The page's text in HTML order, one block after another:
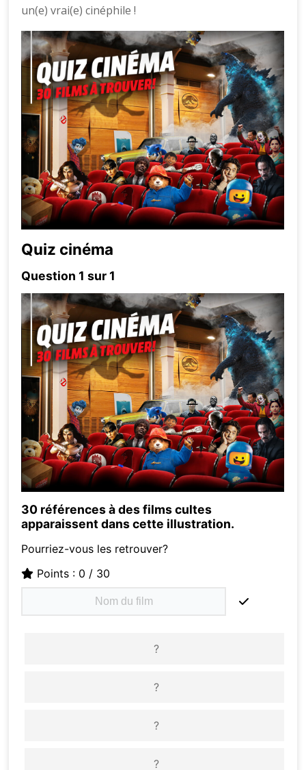
un(e) vrai(e) cinéphile !